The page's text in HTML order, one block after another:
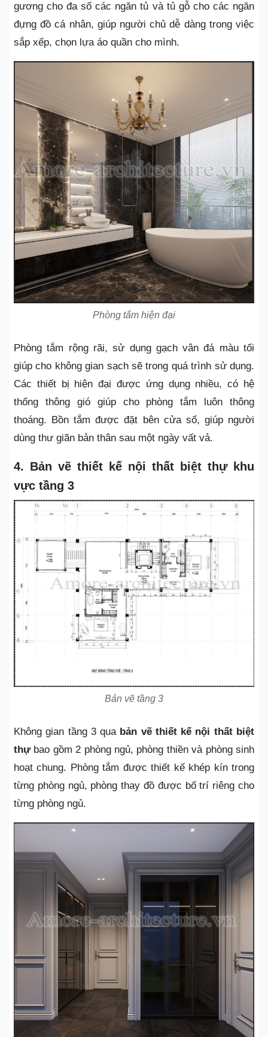
gương cho đa số các ngăn tủ và tủ gỗ cho các ngăn
đựng đồ cá nhân, giúp người chủ dễ dàng trong việc
sắp xếp, chọn lựa áo quần cho mình.
Phòng tắm hiện đại
Phòng tắm rộng rãi, sử dụng gạch vân đá màu tối
giúp cho không gian sạch sẽ trong quá trình sử dụng.
Các thiết bị hiện đại được ứng dụng nhiều, có hệ
thống thông gió giúp cho phòng tắm luôn thông
thoáng. Bồn tắm được đặt bên cửa sổ, giúp người
dùng thư giãn bản thân sau một ngày vất vả.
4. Bản vẽ thiết kế nội thất biệt thự khu
vực tầng 3
Bản vẽ tầng 3
Không gian tầng 3 qua bản vẽ thiết kế nội thất biệt
thự bao gồm 2 phòng ngủ, phòng thiền và phòng sinh
hoạt chung. Phòng tắm được thiết kế khép kín trong
từng phòng ngủ, phòng thay đồ được bố trí riêng cho
từng phòng ngủ.